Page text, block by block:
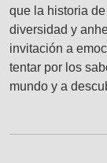
que la historia
diversidad y
invitación a
tentar por los
mundo y a